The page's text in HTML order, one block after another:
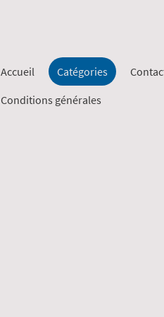
Accueil Catégories
Conditions générales